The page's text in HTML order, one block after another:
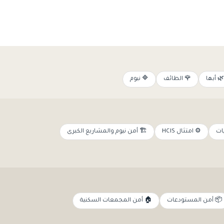
🌿 أبها 🌹 الطائف 🔷 نيوم
⚙️ امتثال HCIS 🏗️ أمن نيوم والمشاريع الكبرى
📦 أمن المستودعات 🏠 أمن المجمعات السكنية